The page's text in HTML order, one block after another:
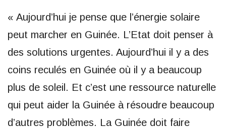
« Aujourd’hui je pense que l’énergie solaire
peut marcher en Guinée. L’Etat doit penser à
des solutions urgentes. Aujourd’hui il y a des
coins reculés en Guinée où il y a beaucoup
plus de soleil. Et c’est une ressource naturelle
qui peut aider la Guinée à résoudre beaucoup
d’autres problèmes. La Guinée doit faire